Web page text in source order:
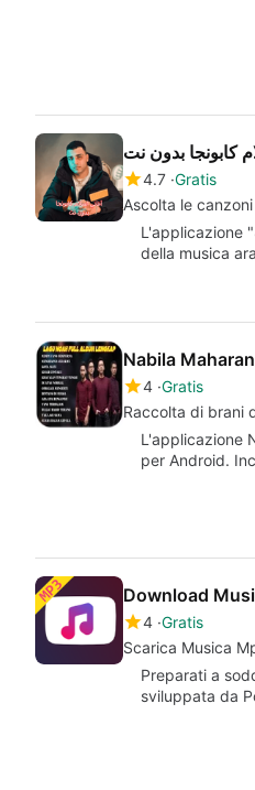
كابونجا بدون نت
4.7 Gratis
Ascolta le
L'applicazione "أغاني اسلام كابونجا بدون نت" offre un'esperienza musicale unica per gli amanti
della musica
Nabila
4 Gratis
Raccolta di brani
L'applicazione
per Android.
Download
4 Gratis
Scarica Musica
Preparati a
sviluppata da